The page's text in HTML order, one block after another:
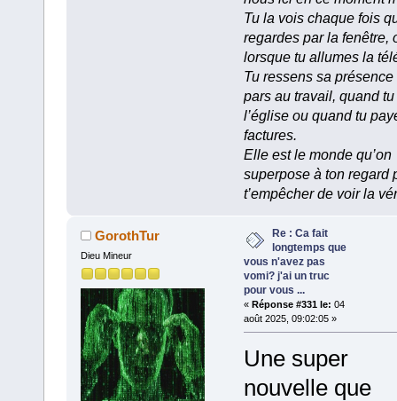
Tu la vois chaque fois
regardes par la fenêtre,
lorsque tu allumes la
Tu ressens sa
pars au travail, quand
l’église ou quand tu
factures.
Elle est le monde qu’on
superpose à ton regard
t’empêcher de voir la
GorothTur
Dieu Mineur
Re : Ca fait
longtemps que
vous n'avez pas
vomi? j'ai un truc
pour vous ...
« Réponse #331 le: 04
août 2025, 09:02:05 »
Une super
nouvelle que